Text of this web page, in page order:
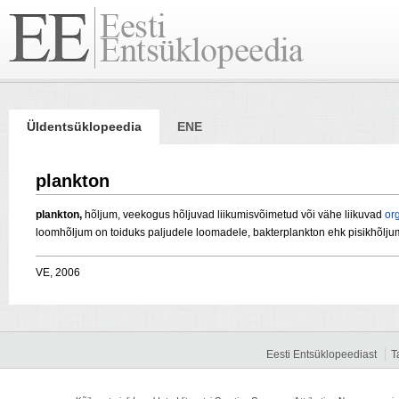
Üldentsüklopeedia ENE
plankton
plankton, hõljum, veekogus hõljuvad liikumisvõimetud või vähe liikuvad
loomhõljum on toiduks paljudele loomadele, bakterplankton ehk
VE, 2006
Eesti Entsüklopeediast